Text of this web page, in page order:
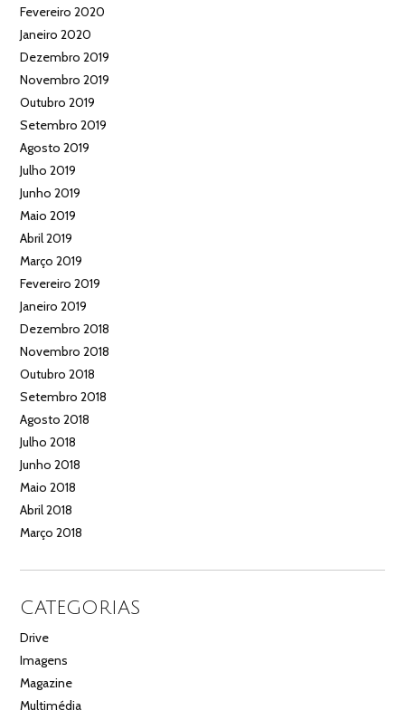
Fevereiro 2020
Janeiro 2020
Dezembro 2019
Novembro 2019
Outubro 2019
Setembro 2019
Agosto 2019
Julho 2019
Junho 2019
Maio 2019
Abril 2019
Março 2019
Fevereiro 2019
Janeiro 2019
Dezembro 2018
Novembro 2018
Outubro 2018
Setembro 2018
Agosto 2018
Julho 2018
Junho 2018
Maio 2018
Abril 2018
Março 2018
CATEGORIAS
Drive
Imagens
Magazine
Multimédia